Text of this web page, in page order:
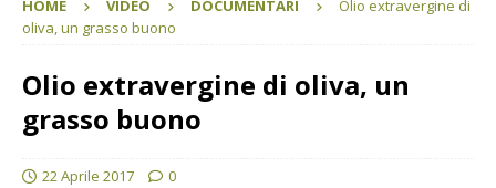
HOME VIDEO DOCUMENTARI
Olio extravergine di
oliva, un grasso buono
Olio extravergine di oliva, un
grasso buono
22 Aprile 2017 0